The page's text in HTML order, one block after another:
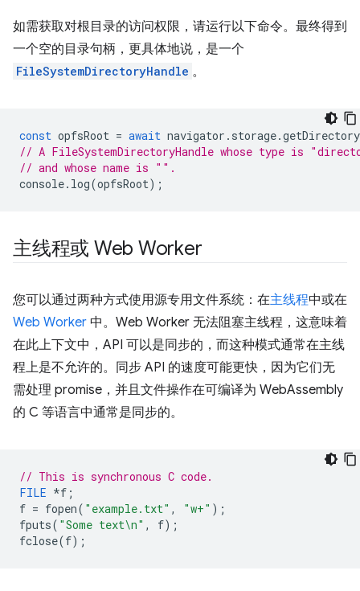
如需获取对根目录的访问权限，请运行以下命令。最终得到
一个空的目录句柄，更具体地说，是一个
FileSystemDirectoryHandle 。
const opfsRoot = await navigator . storage.getDirectory
// A FileSystemDirectoryHandle whose type is
// and whose name is "".
console. log(opfsRoot);
主线程或 Web Worker
您可以通过两种方式使用源专用文件系统：在主线程中或在
Web Worker 中。Web Worker 无法阻塞主线程，这意味着
在此上下文中，API 可以是同步的，而这种模式通常在主线
程上是不允许的。同步 API 的速度可能更快，因为它们无
需处理 promise，并且文件操作在可编译为 WebAssembly
的 C 等语言中通常是同步的。
// This is synchronous C code.
FILE *f ;
f = fopen( "example.txt" , "w+" );
fputs( "Some text\n" , f);
fclose(f);